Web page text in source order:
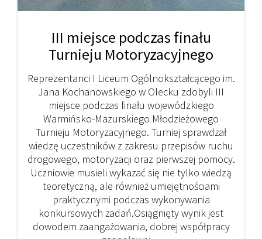
III miejsce podczas finału
Turnieju Motoryzacyjnego
Reprezentanci I Liceum Ogólnokształcącego im.
Jana Kochanowskiego w Olecku zdobyli III
miejsce podczas finału wojewódzkiego
Warmińsko-Mazurskiego Młodzieżowego
Turnieju Motoryzacyjnego. Turniej sprawdzał
wiedzę uczestników z zakresu przepisów ruchu
drogowego, motoryzacji oraz pierwszej pomocy.
Uczniowie musieli wykazać się nie tylko wiedzą
teoretyczną, ale również umiejętnościami
praktycznymi podczas wykonywania
konkursowych zadań.Osiągnięty wynik jest
dowodem zaangażowania, dobrej współpracy